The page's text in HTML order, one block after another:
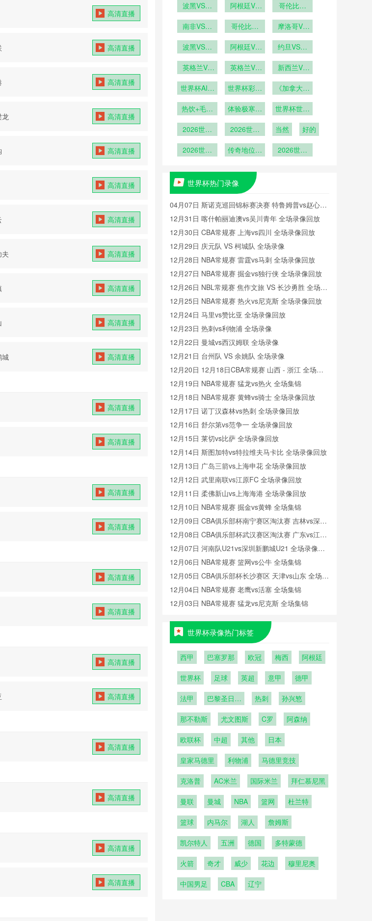
高清直播
高清直播
高清直播
龙 高清直播
高清直播
高清直播
高清直播
高清直播
高清直播
高清直播
城 高清直播
高清直播
高清直播
高清直播
高清直播
高清直播
高清直播
高清直播
高清直播
高清直播
高清直播
高清直播
高清直播
衣室动线设
在大都会人
准基准点
西兰VS埃
VS塞内加
波黑VS卡
黑VS卡塔
阿根廷VS
廷VS奥地
哥伦比亚
伦比亚VS
南非VS韩
VS韩国在
哥伦比亚
播哥伦比亚
线直播
摩洛哥VS
VS海地直
波黑VS卡
VS卡塔尔
阿根廷VS
阿根廷VS
直播
约旦VS阿
播约旦VS
在线直播
英格兰VS
VS加纳直
英格兰VS
格兰VS加
新西兰VS
VS埃及直
世界杯AI预
集体抗议
世界杯彩票
球迷最
门”？
《加拿大球
对”：零下
热饮+毛毯
体验极寒狂
世界杯世界
主表现
2026世界
大黑马之旅
2026世界
大决赛进球
当然 好的
2026世界
星：梅西位
列第8
传奇地位无
2026世界
世界杯热门录像
04月07日 斯诺克巡回锦标赛决赛 特鲁姆普vs赵心童
全场录像回放
12月31日 喀什帕丽迪澳vs吴川青年 全场录像回放
12月30日 CBA常规赛 上海vs四川 全场录像回放
12月29日 庆元队 VS 柯城队 全场录像
12月28日 NBA常规赛 雷霆vs马刺 全场录像回放
12月27日 NBA常规赛 掘金vs独行侠 全场录像回放
12月26日 NBL常规赛 焦作文旅 VS 长沙勇胜 全场录
像
12月25日 NBA常规赛 热火vs尼克斯 全场录像回放
12月24日 马里vs赞比亚 全场录像回放
12月23日 热刺vs利物浦 全场录像
12月22日 曼城vs西汉姆联 全场录像
12月21日 台州队 VS 余姚队 全场录像
12月20日 12月18日CBA常规赛 山西 - 浙江 全场录
像
12月19日 NBA常规赛 猛龙vs热火 全场集锦
12月18日 NBA常规赛 黄蜂vs骑士 全场录像回放
12月17日 诺丁汉森林vs热刺 全场录像回放
12月16日 舒尔第vs范争一 全场录像回放
12月15日 莱切vs比萨 全场录像回放
12月14日 斯图加特vs特拉维夫马卡比 全场录像回放
12月13日 广岛三箭vs上海申花 全场录像回放
12月12日 武里南联vs江原FC 全场录像回放
12月11日 柔佛新山vs上海海港 全场录像回放
12月10日 NBA常规赛 掘金vs黄蜂 全场集锦
12月09日 CBA俱乐部杯南宁赛区淘汰赛 吉林vs深圳
全场录像回放
12月08日 CBA俱乐部杯武汉赛区淘汰赛 广东vs江苏
全场录像回放
12月07日 河南队U21vs深圳新鹏城U21 全场录像回
放
12月06日 NBA常规赛 篮网vs公牛 全场集锦
12月05日 CBA俱乐部杯长沙赛区 天津vs山东 全场录
像回放
12月04日 NBA常规赛 老鹰vs活塞 全场集锦
12月03日 NBA常规赛 猛龙vs尼克斯 全场集锦
世界杯录像热门标签
西甲 巴塞罗那 欧冠 梅西 阿根廷
世界杯 足球 英超 意甲 德甲
法甲
巴黎圣日耳
热刺 孙兴慜
那不勒斯 尤文图斯 C罗 阿森纳
欧联杯 中超 其他 日本
皇家马德里 利物浦 马德里竞技
克洛普 AC米兰 国际米兰 拜仁慕尼黑
曼联 曼城 NBA 篮网 杜兰特
篮球 内马尔 湖人 詹姆斯
凯尔特人 五洲 德国 多特蒙德
火箭 奇才 威少 花边 穆里尼奥
中国男足 CBA 辽宁